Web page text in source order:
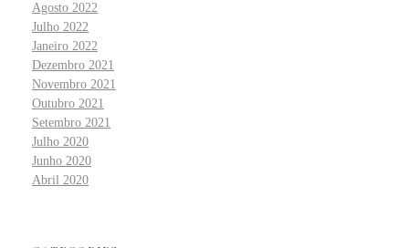
Agosto 2022
Julho 2022
Janeiro 2022
Dezembro 2021
Novembro 2021
Outubro 2021
Setembro 2021
Julho 2020
Junho 2020
Abril 2020